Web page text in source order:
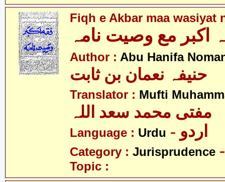
Fiqh e Akbar maa wasiyat
اکبر مع وصیت نامہ
Author : Abu Hanifa
حنیفہ نعمان بن ثابت
Translator : Mufti
مفتی محمد سعد اللہ
Language : Urdu - اردو
Category : Jurisprudence
Topic :